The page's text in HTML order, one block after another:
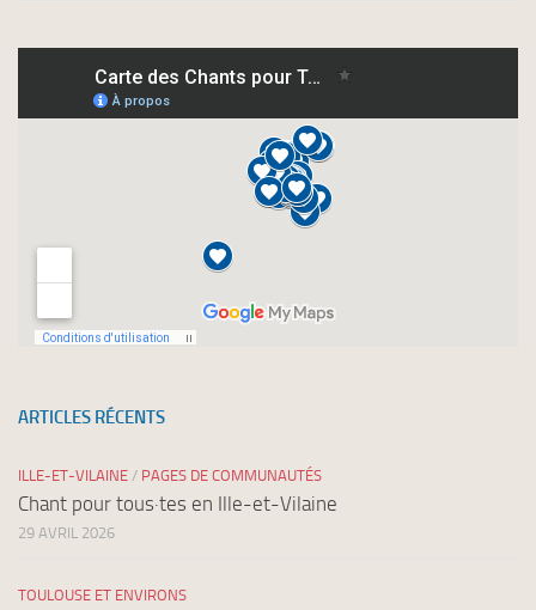
newsletters
ARTICLES RÉCENTS
ILLE-ET-VILAINE / PAGES DE COMMUNAUTÉS
Chant pour tous·tes en Ille-et-Vilaine
29 AVRIL 2026
TOULOUSE ET ENVIRONS